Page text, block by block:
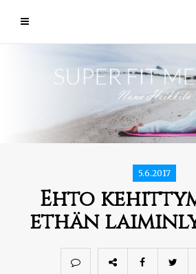
5.6.2017
Ehto
ethän